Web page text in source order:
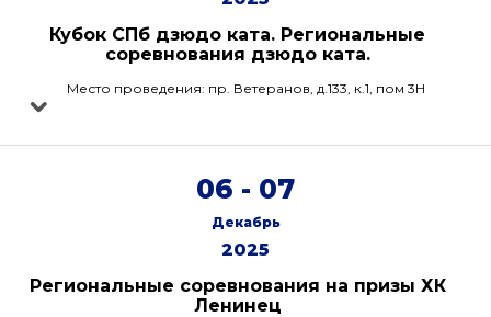
Кубок СПб дзюдо ката. Региональные
соревнования дзюдо ката.
Место проведения: пр. Ветеранов, д.133, к.1, пом 3Н
06 - 07
Декабрь
2025
Региональные соревнования на призы ХК
Ленинец